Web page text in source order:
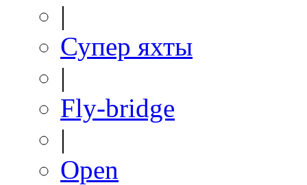
|
Супер яхты
|
Fly-bridge
|
Open